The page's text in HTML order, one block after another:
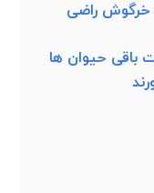
خرگوش راضی
حیوان ها